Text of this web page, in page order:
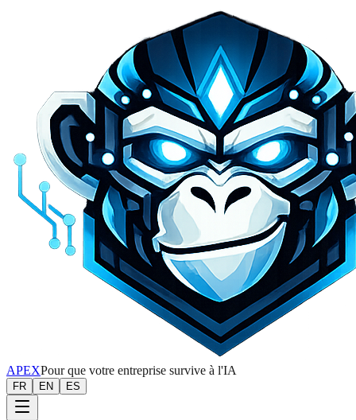
APEXPour que votre entreprise survive à l'IA
FR EN ES